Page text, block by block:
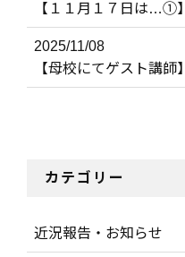
【１１月１７日は…①】
2025/11/08
【母校にてゲスト講師】
カテゴリー
近況報告・お知らせ